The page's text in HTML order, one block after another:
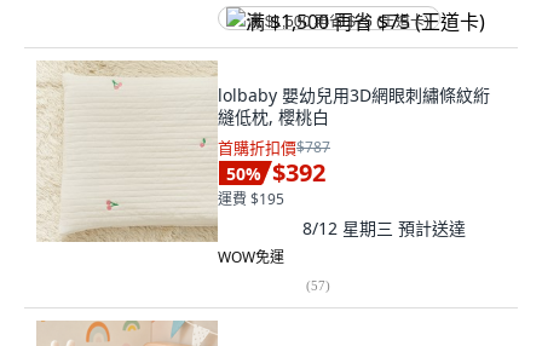
满 $1,500 再省 $75 (王道卡)
lolbaby 嬰幼兒用3D網眼刺繡條紋絎
縫低枕, 櫻桃白
首購折扣價$787
50% $392
運費 $195
8/12 星期三 預計送達
WOW免運
(57)